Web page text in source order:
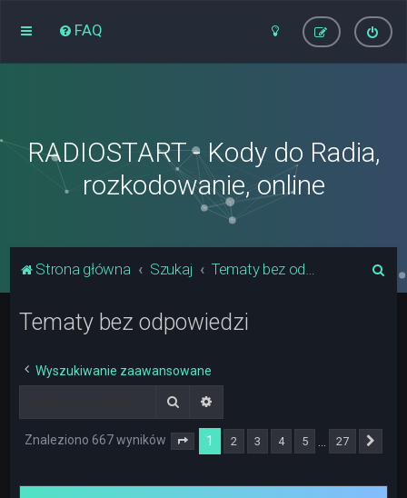
FAQ
RADIOSTART - Kody do Radia,
rozkodowanie, online
Strona główna Szukaj Tematy bez odpowiedzi
Tematy bez odpowiedzi
Wyszukiwanie zaawansowane
Szukaj
Znaleziono 667 wyników Strona 1z 27
1 2 3 4 5 27